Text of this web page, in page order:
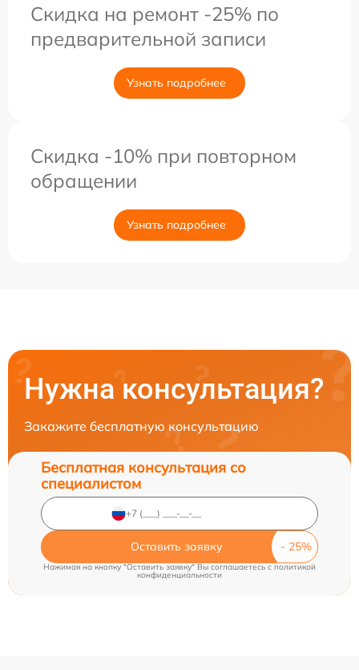
Скидка на ремонт -25% по
предварительной записи
Узнать подробнее
Скидка -10% при повторном
обращении
Узнать подробнее
Нужна консультация?
Закажите бесплатную консультацию
Бесплатная консультация со
специалистом
Оставить заявку
Нажимая на кнопку "Оставить заявку" Вы соглашаетесь cполитикой
конфиденциальности